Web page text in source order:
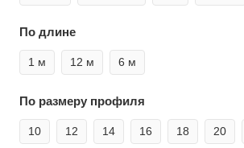
По длине
1 м 12 м 6 м
По размеру профиля
10 12 14 16 18 20